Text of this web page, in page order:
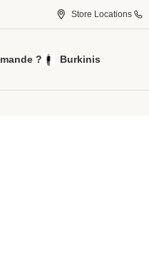
Store Locations
? Burkinis